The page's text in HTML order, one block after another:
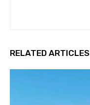
RELATED ARTICLES